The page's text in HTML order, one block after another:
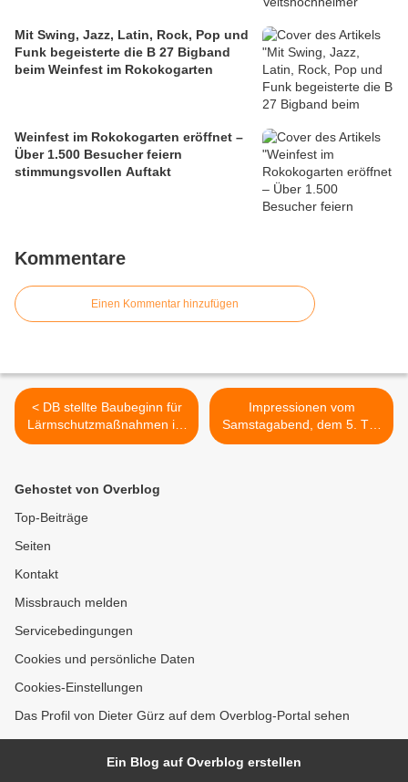
Mit Swing, Jazz, Latin, Rock, Pop und
Funk begeisterte die B 27 Bigband
beim Weinfest im Rokokogarten
Weinfest im Rokokogarten eröffnet –
Über 1.500 Besucher feiern
stimmungsvollen Auftakt
Kommentare
Einen Kommentar hinzufügen
< DB stellte Baubeginn für
Lärmschutzmaßnahmen im
Ortsbereich Veitshöchheim
Impressionen vom
Samstagabend, dem 5. Tag
der Veitshöchheimer
Gehostet von Overblog
Top-Beiträge
Seiten
Kontakt
Missbrauch melden
Servicebedingungen
Cookies und persönliche Daten
Cookies-Einstellungen
Das Profil von Dieter Gürz auf dem Overblog-Portal sehen
Ein Blog auf Overblog erstellen